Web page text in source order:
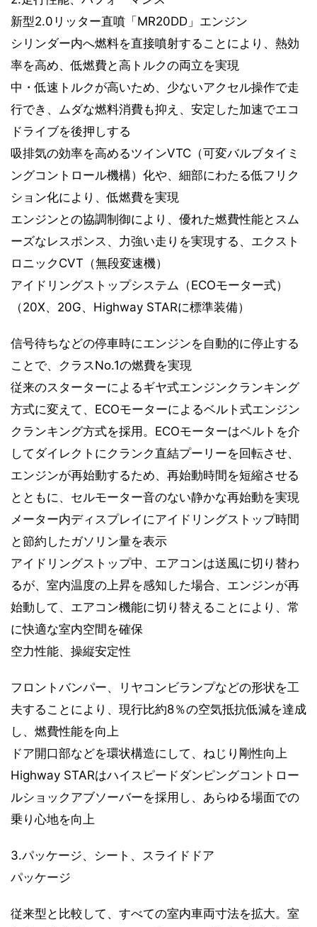
新型2.0リッター直噴「MR20DD」エンジン
シリンダー内へ燃料を直接噴射することにより、熱効
率を高め、低燃費と高トルクの両立を実現
中・低速トルクが高いため、少ないアクセル操作で走
行でき、ムダな燃料消費も抑え、安定した加速でエコ
ドライブを後押しする
吸排気の効率を高めるツインVTC（可変バルブタイミ
ングコントロール機構）化や、細部にわたる低フリク
ション化により、低燃費を実現
エンジンとの協調制御により、優れた燃費性能とスム
ーズなレスポンス、力強い走りを実現する、エクスト
ロニックCVT（無段変速機）
アイドリングストップシステム（ECOモーター式）
（20X、20G、Highway STARに標準装備）
信号待ちなどの停車時にエンジンを自動的に停止する
ことで、クラスNo.1の燃費を実現
従来のスターターによるギヤ式エンジンクランキング
方式に変えて、ECOモーターによるベルト式エンジン
クランキング方式を採用。ECOモーターはベルトを介
してダイレクトにクランク直結プーリーを回転させ、
エンジンが再始動するため、再始動時間を短縮させる
とともに、セルモーター音のない静かな再始動を実現
メーター内ディスプレイにアイドリングストップ時間
と節約したガソリン量を表示
アイドリングストップ中、エアコンは送風に切り替わ
るが、室内温度の上昇を感知した場合、エンジンが再
始動して、エアコン機能に切り替えることにより、常
に快適な室内空間を確保
空力性能、操縦安定性
フロントバンパー、リヤコンビランプなどの形状を工
夫することにより、現行比約8％の空気抵抗低減を達成
し、燃費性能を向上
ドア開口部などを環状構造にして、ねじり剛性向上
Highway STARはハイスピードダンピングコントロー
ルショックアブソーバーを採用し、あらゆる場面での
乗り心地を向上
3.パッケージ、シート、スライドドア
パッケージ
従来型と比較して、すべての室内車両寸法を拡大。室